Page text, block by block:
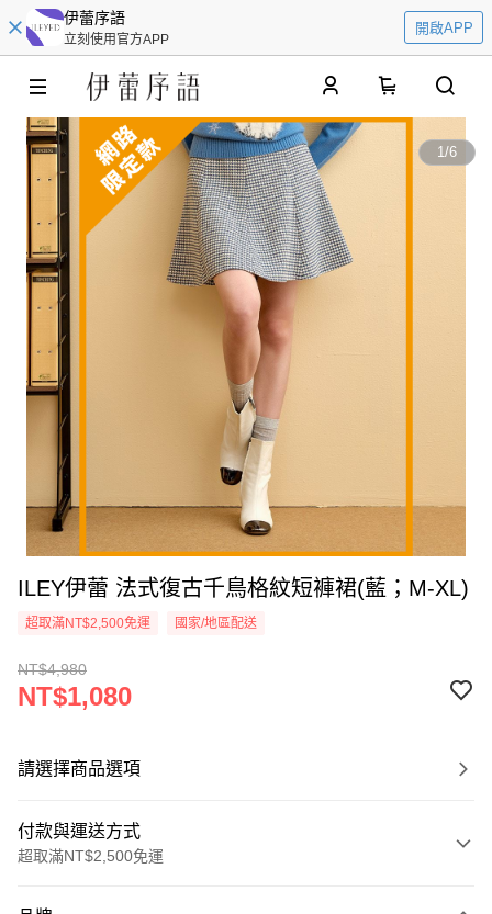
伊蕾序語
立刻使用官方APP
開啟APP
1/6
ILEY伊蕾 法式復古千鳥格紋短褲裙(藍；M-XL)
超取滿NT$2,500免運 國家/地區配送
NT$4,980
NT$1,080
請選擇商品選項
付款與運送方式
超取滿NT$2,500免運